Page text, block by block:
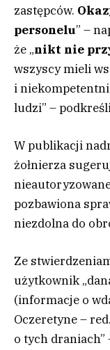
zastępców.
personelu” –
że „nikt nie
wszyscy mieli
i
ludzi” –
W publikacji
żołnierza
pozbawiona
niezdolna do
Ze
użytkownik
(informacje o
Oczeretyne –
o tych draniach”